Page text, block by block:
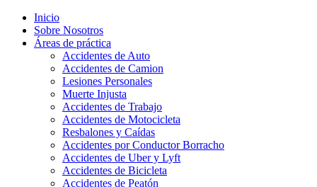
Inicio
Sobre Nosotros
Áreas de práctica
Accidentes de Auto
Accidentes de Camion
Lesiones Personales
Muerte Injusta
Accidentes de Trabajo
Accidentes de Motocicleta
Resbalones y Caídas
Accidentes por Conductor Borracho
Accidentes de Uber y Lyft
Accidentes de Bicicleta
Accidentes de Peatón